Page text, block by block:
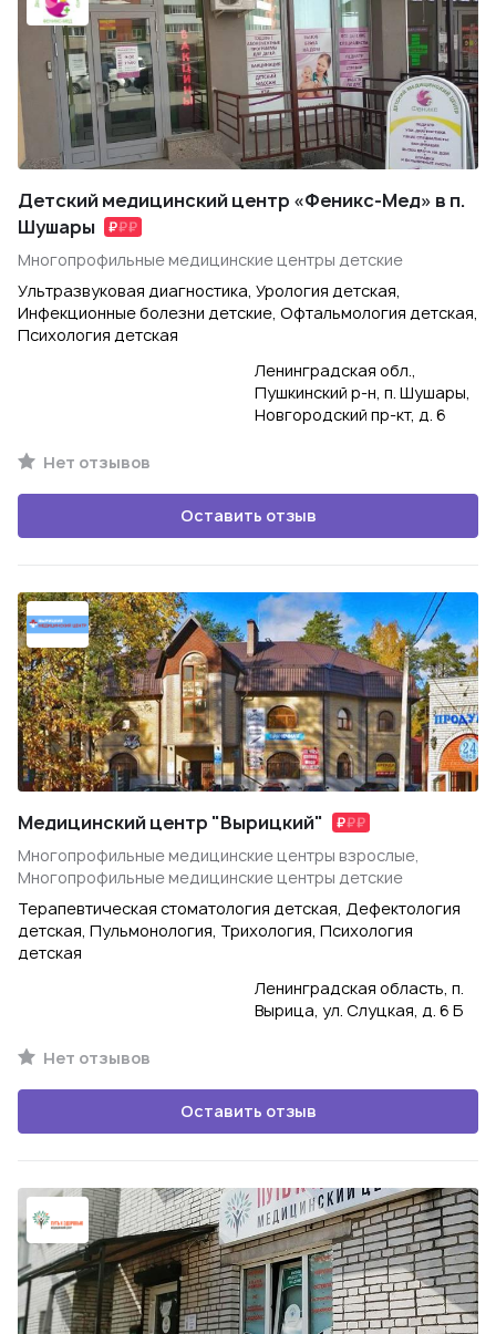
Детский медицинский центр «Феникс-Мед» в п.
Шушары
Многопрофильные медицинские центры детские
Ультразвуковая диагностика, Урология детская,
Инфекционные болезни детские, Офтальмология детская,
Психология детская
Ленинградская обл.,
Пушкинский р-н, п. Шушары,
Новгородский пр-кт, д. 6
Нет отзывов
Оставить отзыв
Медицинский центр "Вырицкий"
Многопрофильные медицинские центры взрослые,
Многопрофильные медицинские центры детские
Терапевтическая стоматология детская, Дефектология
детская, Пульмонология, Трихология, Психология
детская
Ленинградская область, п.
Вырица, ул. Слуцкая, д. 6 Б
Нет отзывов
Оставить отзыв